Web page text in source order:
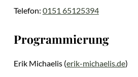
Telefon: 0151 65125394
Programmierung
Erik Michaelis (erik-michaelis.de)